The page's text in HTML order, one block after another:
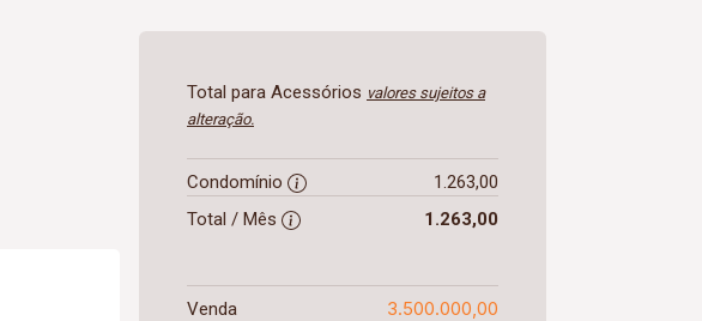
Total para Acessórios valores sujeitos a
alteração.
Condomínio
1.263,00
Total / Mês
1.263,00
Venda 3.500.000,00